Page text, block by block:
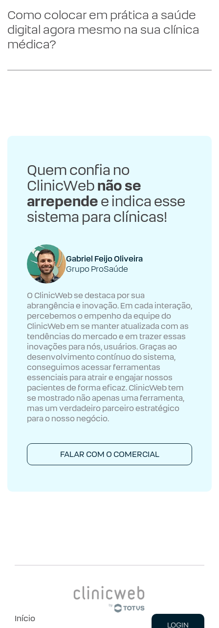
Como colocar em prática a saúde
digital agora mesmo na sua clínica
médica?
Quem confia no
ClinicWeb não se
arrepende e indica esse
sistema para clínicas!
Gabriel Feijo Oliveira
Grupo ProSaúde
O ClinicWeb se destaca por sua
abrangência e inovação. Em cada interação,
percebemos o empenho da equipe do
ClinicWeb em se manter atualizada com as
tendências do mercado e em trazer essas
inovações para nós, usuários. Graças ao
desenvolvimento contínuo do sistema,
conseguimos acessar ferramentas
essenciais para atrair e engajar nossos
pacientes de forma eficaz. ClinicWeb tem
se mostrado não apenas uma ferramenta,
mas um verdadeiro parceiro estratégico
para o nosso negócio.
FALAR COM O COMERCIAL
Início
LOGIN